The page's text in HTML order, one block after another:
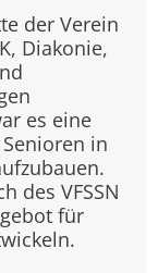
der Verein
Diakonie,
es eine
in
des VFSSN
für